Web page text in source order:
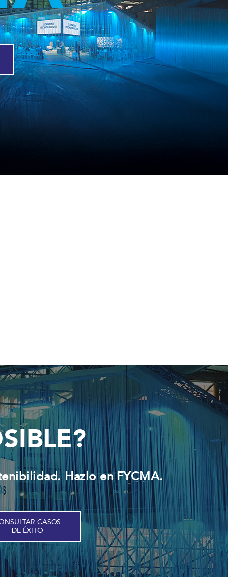
Hazlo en FYCMA.
CASOS
DE ÉXITO